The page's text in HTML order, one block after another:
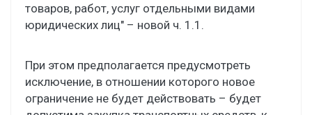
товаров, работ, услуг отдельными видами
юридических лиц" – новой ч. 1.1.
При этом предполагается предусмотреть
исключение, в отношении которого новое
ограничение не будет действовать – будет